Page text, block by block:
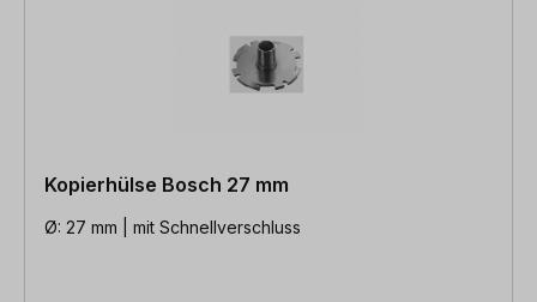
Kopierhülse Bosch 27 mm
Ø: 27 mm | mit Schnellverschluss